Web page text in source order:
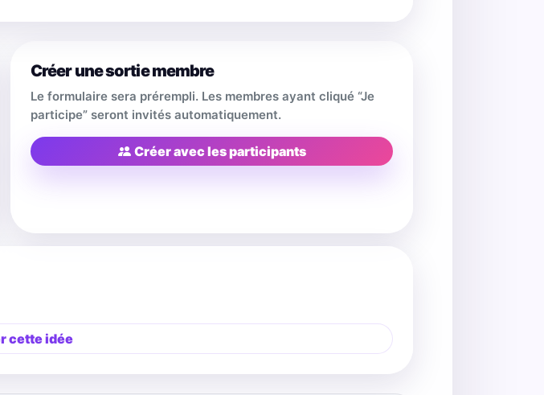
Créer une sortie membre
Le formulaire sera prérempli. Les membres ayant cliqué “Je
participe” seront invités automatiquement.
Créer avec les participants
cette idée